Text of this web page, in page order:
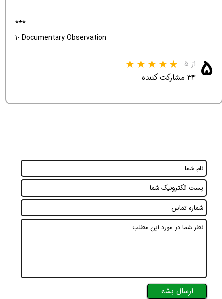
***
1- Documentary Observation
۵ از ۵
۳۴ مشارکت کننده
ارسال بشه